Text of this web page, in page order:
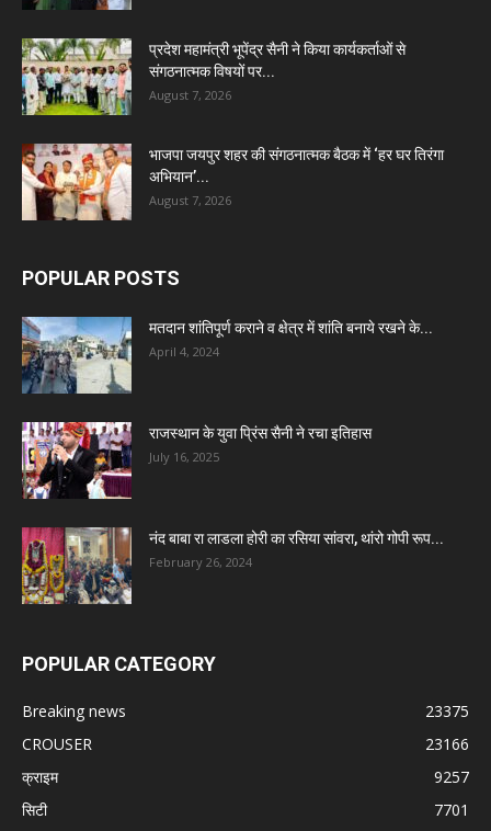
प्रदेश महामंत्री भूपेंद्र सैनी ने किया कार्यकर्ताओं से
संगठनात्मक विषयों पर...
August 7, 2026
भाजपा जयपुर शहर की संगठनात्मक बैठक में ‘हर घर तिरंगा
अभियान’...
August 7, 2026
POPULAR POSTS
मतदान शांतिपूर्ण कराने व क्षेत्र में शांति बनाये रखने के...
April 4, 2024
राजस्थान के युवा प्रिंस सैनी ने रचा इतिहास
July 16, 2025
नंद बाबा रा लाडला होरी का रसिया सांवरा, थांरो गोपी रूप...
February 26, 2024
POPULAR CATEGORY
Breaking news
23375
CROUSER
23166
क्राइम
9257
सिटी
7701